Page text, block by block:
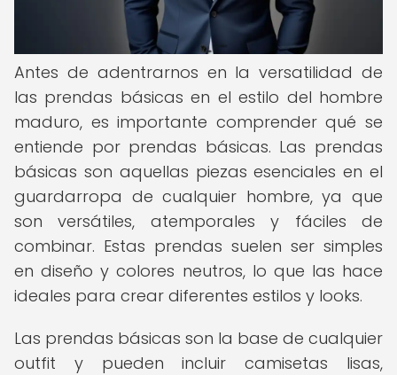
Antes de adentrarnos en la versatilidad de
las prendas básicas en el estilo del hombre
maduro, es importante comprender qué se
entiende por prendas básicas. Las prendas
básicas son aquellas piezas esenciales en el
guardarropa de cualquier hombre, ya que
son versátiles, atemporales y fáciles de
combinar. Estas prendas suelen ser simples
en diseño y colores neutros, lo que las hace
ideales para crear diferentes estilos y looks.
Las prendas básicas son la base de cualquier
outfit y pueden incluir camisetas lisas,